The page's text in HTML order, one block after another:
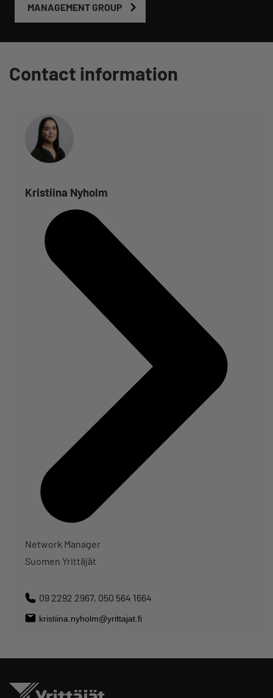
MANAGEMENT GROUP
Contact information
Kristiina Nyholm
Network Manager
Suomen Yrittäjät
09 2292 2967, 050 564 1664